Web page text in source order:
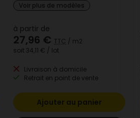
Voir plus de modèles
à partir de
27,96 € TTC / m2
soit 34,11 € / lot
Livraison à domicile
Retrait en point de vente
Ajouter au panier